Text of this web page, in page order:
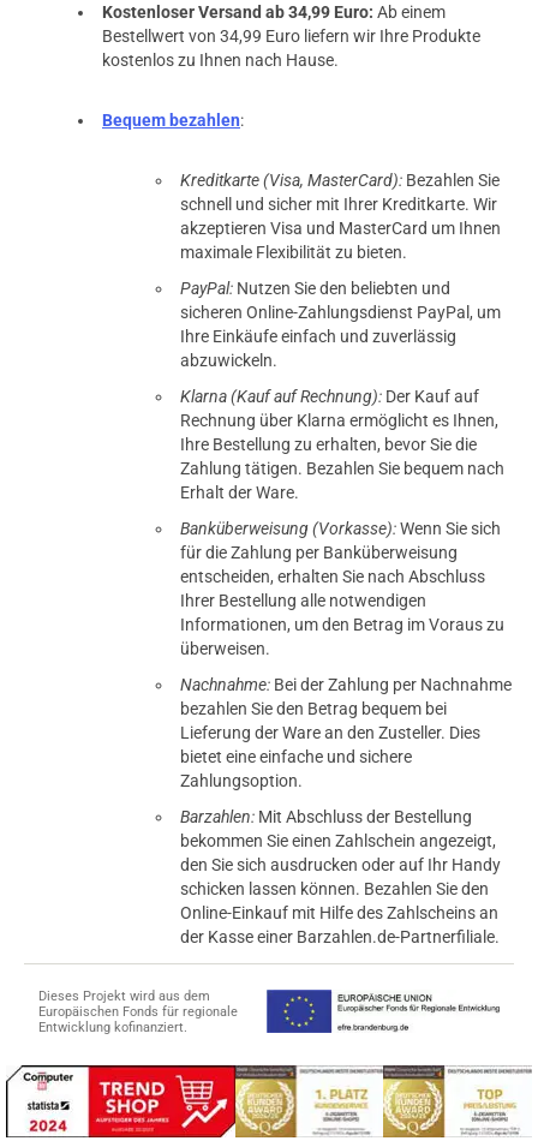
Kostenloser Versand ab 34,99 Euro: Ab einem
Bestellwert von 34,99 Euro liefern wir Ihre Produkte
kostenlos zu Ihnen nach Hause.
Bequem bezahlen:
Kreditkarte (Visa, MasterCard): Bezahlen Sie
schnell und sicher mit Ihrer Kreditkarte. Wir
akzeptieren Visa und MasterCard um Ihnen
maximale Flexibilität zu bieten.
PayPal: Nutzen Sie den beliebten und
sicheren Online-Zahlungsdienst PayPal, um
Ihre Einkäufe einfach und zuverlässig
abzuwickeln.
Klarna (Kauf auf Rechnung): Der Kauf auf
Rechnung über Klarna ermöglicht es Ihnen,
Ihre Bestellung zu erhalten, bevor Sie die
Zahlung tätigen. Bezahlen Sie bequem nach
Erhalt der Ware.
Banküberweisung (Vorkasse):Wenn Sie sich
für die Zahlung per Banküberweisung
entscheiden, erhalten Sie nach Abschluss
Ihrer Bestellung alle notwendigen
Informationen, um den Betrag im Voraus zu
überweisen.
Nachnahme: Bei der Zahlung per Nachnahme
bezahlen Sie den Betrag bequem bei
Lieferung der Ware an den Zusteller. Dies
bietet eine einfache und sichere
Zahlungsoption.
Barzahlen: Mit Abschluss der Bestellung
bekommen Sie einen Zahlschein angezeigt,
den Sie sich ausdrucken oder auf Ihr Handy
schicken lassen können. Bezahlen Sie den
Online-Einkauf mit Hilfe des Zahlscheins an
der Kasse einer Barzahlen.de-Partnerfiliale.
Dieses Projekt wird aus dem
Europäischen Fonds für regionale
Entwicklung kofinanziert.